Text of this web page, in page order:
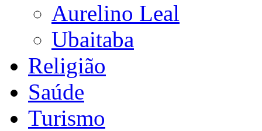
Aurelino Leal
Ubaitaba
Religião
Saúde
Turismo